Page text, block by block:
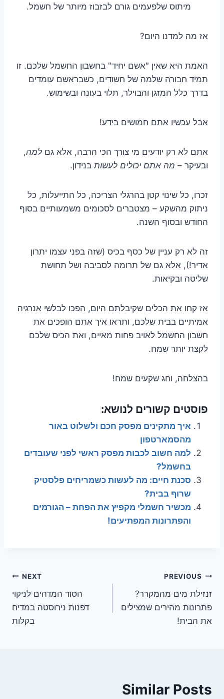
מיתוס שלפעמים גורם לבזבוז מיותר של חשמל.
אז מה למדנו היום?
האמת היא שאין "אשם יחיד" בחשבון החשמל שלכם. זו
תמיד חבורה שלמה של חשודים, כשבראשם עומדים
בדרך כלל המזגן והבוילר, תלוי בעונה ובשימוש.
אבל עכשיו אתם חמושים בידע!
אתם לא רק יודעים מי צורך הכי הרבה, אלא גם למה,
ובעיקר – מה אתם יכולים לעשות בנידון.
זכרו, כל שינוי קטן בהרגלי הצריכה, כל התייעלות, כל
ניתוק מהשקע – מצטברים לסכומים משמעותיים בסוף
החודש ובסוף השנה.
זה לא רק עניין של כסף בכיס (שזה בפני עצמו יתרון
אדיר!), אלא גם של תרומה לסביבה ושל תחושת
שליטה ובקיאות.
אז קחו את הכלים שקיבלתם היום, הפכו לבלשי אנרגיה
אמיתיים בבית שלכם, ותראו איך אתם הופכים את
חשבון החשמל לאויב פחות מאיים, ואת הכיס שלכם
לקצת יותר שמח.
בהצלחה, וחג שקעים שמח!
פוסטים קשורים לנושא:
איך מתקינים מפסק חכם ולשלוט באור
מהסמארטפון
למה חשוב לכבות מפסק ראשי לפני שעובדים
בחשמל?
סכנת חיים: מה לעשות כשמריחים פלסטיק
שרוף בבית?
מכשיר חשמלי מקפיץ את הפחת – הגורמים
והפתרונות המפתיעים!
ניווט
PREVIOUS
זנזילת מים מהמקרר?
פתרונות מהירים שמצילים
את הבית!
NEXT
הסוד המדהים לניקוי
דפנות נירוסטה במדיח
בקלות
Similar Posts